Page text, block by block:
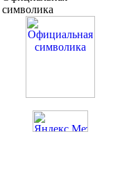
символика